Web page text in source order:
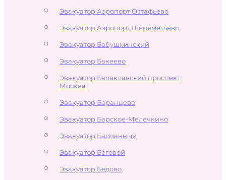
Эвакуатор Аэропорт Остафьево
Эвакуатор Аэропорт Шереметьево
Эвакуатор Бабушкинский
Эвакуатор Бакеево
Эвакуатор Балаклавский проспект
Москва
Эвакуатор Баранцево
Эвакуатор Барское-Мелечкино
Эвакуатор Басманный
Эвакуатор Беговой
Эвакуатор Бедово